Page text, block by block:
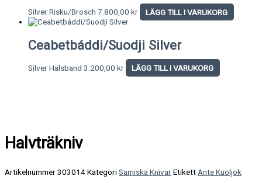
Silver Risku/Brosch 7.800,00 kr LÄGG TILL I VARUKORG
Ceabetbáddi/Suodji Silver
Silver Halsband 3.200,00 kr LÄGG TILL I VARUKORG
Halvträkniv
Artikelnummer303014KategoriSamiska KnivarEtikettAnte Kuoljok